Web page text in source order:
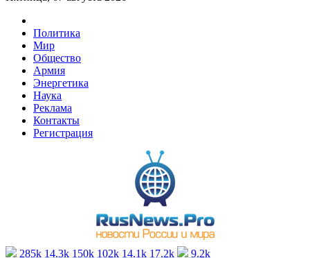
Политика
Мир
Общество
Армия
Энергетика
Наука
Реклама
Контакты
Регистрация
285k 14.3k 150k 102k 14.1k 17.2k 9.2k